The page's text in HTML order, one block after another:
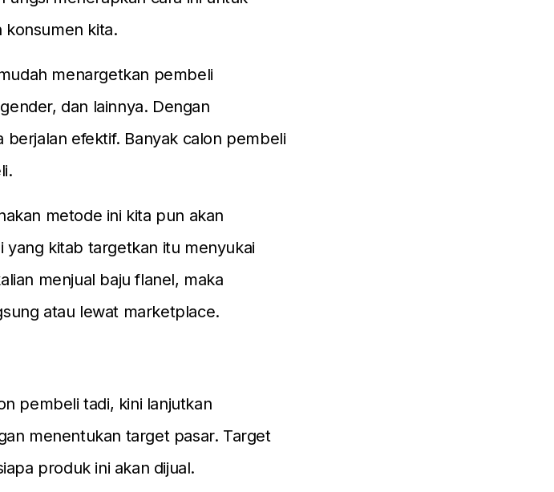
kita.
menargetkan pembeli
dan lainnya. Dengan
efektif. Banyak calon pembeli
metode ini kita pun akan
kitab targetkan itu menyukai
menjual baju flanel, maka
atau lewat marketplace.
pembeli tadi, kini lanjutkan
menentukan target pasar. Target
produk ini akan dijual.